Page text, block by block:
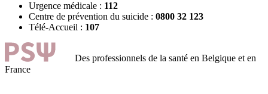
Urgence médicale : 112
Centre de prévention du suicide : 0800 32 123
Télé-Accueil : 107
Des professionnels de la santé en Belgique et en
France